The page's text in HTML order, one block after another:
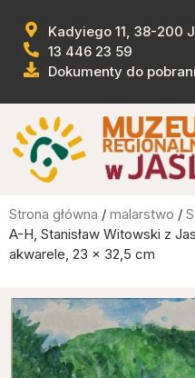
Kadyiego 11, 38-200
13 446 23 59
Dokumenty do
Strona główna / malarstwo /
A-H, Stanisław Witowski z
akwarele, 23 x 32,5 cm